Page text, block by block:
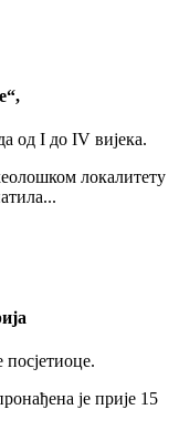
од I до IV вијека.
локалитету
је прије 15